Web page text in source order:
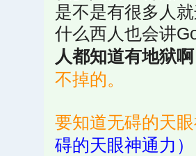
是不是有很多人
什么西人也会讲
人都知道有地狱
不掉的。
要知道无碍的天
碍的天眼神通力）